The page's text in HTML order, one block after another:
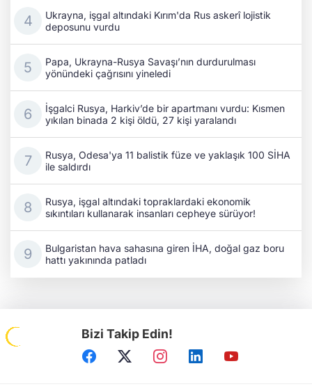
Ukrayna, işgal altındaki Kırım'da Rus askerî lojistik
deposunu vurdu
Papa, Ukrayna-Rusya Savaşı’nın durdurulması
yönündeki çağrısını yineledi
İşgalci Rusya, Harkiv’de bir apartmanı vurdu: Kısmen
yıkılan binada 2 kişi öldü, 27 kişi yaralandı
Rusya, Odesa'ya 11 balistik füze ve yaklaşık 100 SİHA
ile saldırdı
Rusya, işgal altındaki topraklardaki ekonomik
sıkıntıları kullanarak insanları cepheye sürüyor!
Bulgaristan hava sahasına giren İHA, doğal gaz boru
hattı yakınında patladı
Bizi Takip Edin!